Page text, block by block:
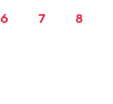
6 7 8